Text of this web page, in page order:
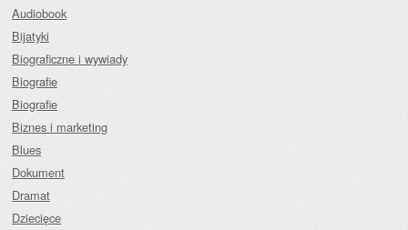
Audiobook
Bijatyki
Biograficzne i wywiady
Biografie
Biografie
Biznes i marketing
Blues
Dokument
Dramat
Dziecięce